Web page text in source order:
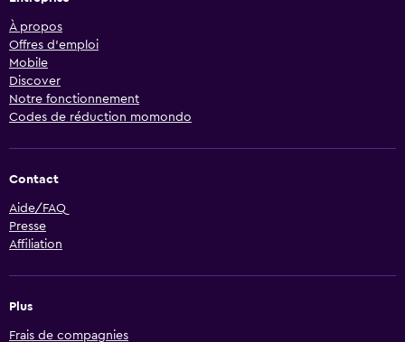
À propos
Offres d’emploi
Mobile
Discover
Notre fonctionnement
Codes de réduction momondo
Contact
Aide/FAQ
Presse
Affiliation
Plus
Frais de compagnies